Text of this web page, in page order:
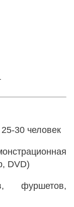
30 человек
DVD)
фуршетов,